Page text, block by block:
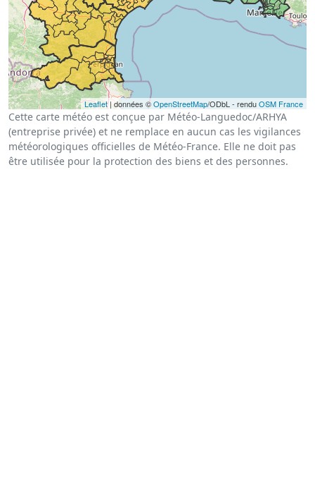
Leaflet| données ©OpenStreetMap/ODbL - renduOSM France
Cette carte météo est conçue par Météo-Languedoc/ARHYA
(entreprise privée) et ne remplace en aucun cas les vigilances
météorologiques officielles de Météo-France. Elle ne doit pas
être utilisée pour la protection des biens et des personnes.